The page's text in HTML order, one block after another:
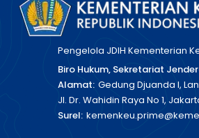
Pengelola JDIH Kementerian
Biro Hukum, Sekretariat
Alamat: Gedung Djuanda I,
Jl. Dr. Wahidin Raya No 1,
Surel: